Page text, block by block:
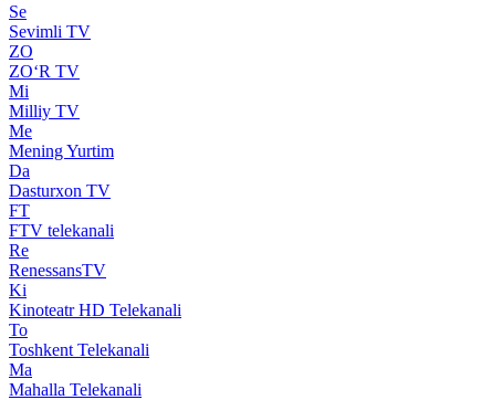
Se
Sevimli TV
ZO
ZO‘R TV
Mi
Milliy TV
Me
Mening Yurtim
Da
Dasturxon TV
FT
FTV telekanali
Re
RenessansTV
Ki
Kinoteatr HD Telekanali
To
Toshkent Telekanali
Ma
Mahalla Telekanali